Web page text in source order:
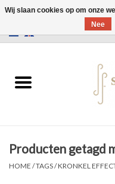
Jurken
Producten getagd
HOME /TAGS/KRONKEL
Wij slaan cookies op om onze
Nee